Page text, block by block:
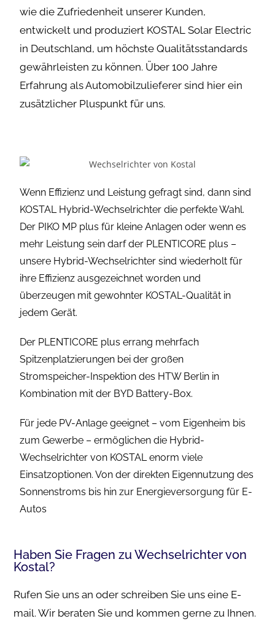
wie die Zufriedenheit unserer Kunden,
entwickelt und produziert KOSTAL Solar Electric
in Deutschland, um höchste Qualitätsstandards
gewährleisten zu können. Über 100 Jahre
Erfahrung als Automobilzulieferer sind hier ein
zusätzlicher Pluspunkt für uns.
Wenn Effizienz und Leistung gefragt sind, dann sind
KOSTAL Hybrid-Wechselrichter die perfekte Wahl.
Der PIKO MP plus für kleine Anlagen oder wenn es
mehr Leistung sein darf der PLENTICORE plus –
unsere Hybrid-Wechselrichter sind wiederholt für
ihre Effizienz ausgezeichnet worden und
überzeugen mit gewohnter KOSTAL-Qualität in
jedem Gerät.
Der PLENTICORE plus errang mehrfach
Spitzenplatzierungen bei der großen
Stromspeicher-Inspektion des HTW Berlin in
Kombination mit der BYD Battery-Box.
Für jede PV-Anlage geeignet – vom Eigenheim bis
zum Gewerbe – ermöglichen die Hybrid-
Wechselrichter von KOSTAL enorm viele
Einsatzoptionen. Von der direkten Eigennutzung des
Sonnenstroms bis hin zur Energieversorgung für E-
Autos
Haben Sie Fragen zu Wechselrichter von
Kostal?
Rufen Sie uns an oder schreiben Sie uns eine E-
mail. Wir beraten Sie und kommen gerne zu Ihnen.